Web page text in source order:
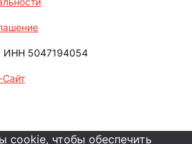
ИНН 5047194054
Сайт
cookie, чтобы обеспечить